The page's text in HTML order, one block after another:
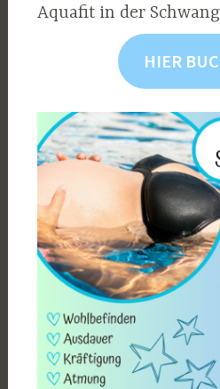
Aquafit in der
HIER